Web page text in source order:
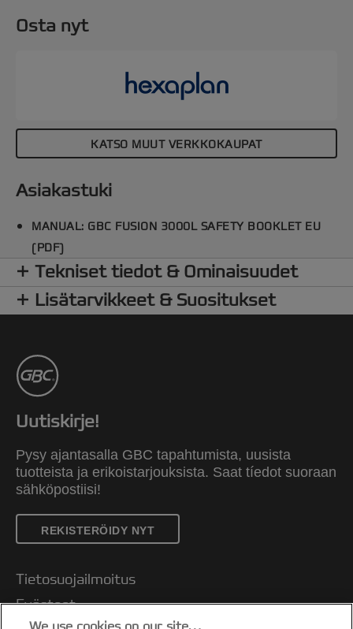
micronin taskuille. 2 vuoden takuu.
Osta nyt
KATSO MUUT VERKKOKAUPAT
Asiakastuki
MANUAL: GBC FUSION 3000L SAFETY BOOKLET EU
(PDF)
Tekniset tiedot & Ominaisuudet
Lisätarvikkeet & Suositukset
Uutiskirje!
Pysy ajantasalla GBC tapahtumista, uusista
tuotteista ja erikoistarjouksista. Saat tíedot suoraan
sähköpostiisi!
REKISTERÖIDY NYT
Tietosuojailmoitus
Evästeet